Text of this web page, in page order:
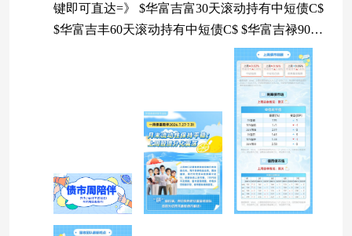
键即可直达=》 $华富吉富30天滚动持有中短债C$
$华富吉丰60天滚动持有中短债C$ $华富吉禄90天
滚动持有债券C$ #复盘记录##投资干货##定期理财
讨论圈##市场震荡下，如何寻找“稳稳的幸福”？##